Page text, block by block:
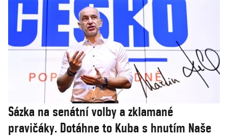
Sázka na senátní volby a zklamané
pravičáky. Dotáhne to Kuba s hnutím Naše